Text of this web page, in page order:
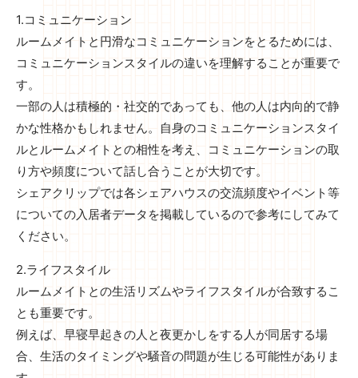
1.コミュニケーション
ルームメイトと円滑なコミュニケーションをとるためには、
コミュニケーションスタイルの違いを理解することが重要で
す。
一部の人は積極的・社交的であっても、他の人は内向的で静
かな性格かもしれません。自身のコミュニケーションスタイ
ルとルームメイトとの相性を考え、コミュニケーションの取
り方や頻度について話し合うことが大切です。
シェアクリップでは各シェアハウスの交流頻度やイベント等
についての入居者データを掲載しているので参考にしてみて
ください。
2.ライフスタイル
ルームメイトとの生活リズムやライフスタイルが合致するこ
とも重要です。
例えば、早寝早起きの人と夜更かしをする人が同居する場
合、生活のタイミングや騒音の問題が生じる可能性がありま